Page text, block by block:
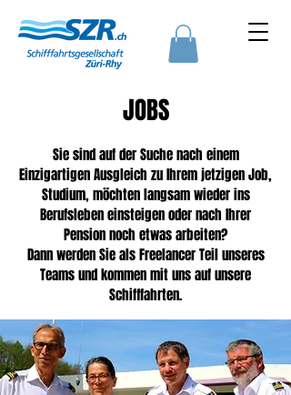
JOBS
Sie sind auf der Suche nach einem
Einzigartigen Ausgleich zu Ihrem jetzigen Job,
Studium, möchten langsam wieder ins
Berufsleben einsteigen oder nach Ihrer
Pension noch etwas arbeiten?
Dann werden Sie als Freelancer Teil unseres
Teams und kommen mit uns auf unsere
Schifffahrten.